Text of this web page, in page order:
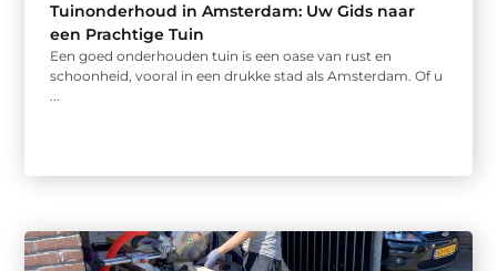
Tuinonderhoud in Amsterdam: Uw Gids naar
een Prachtige Tuin
Een goed onderhouden tuin is een oase van rust en
schoonheid, vooral in een drukke stad als Amsterdam. Of u
...